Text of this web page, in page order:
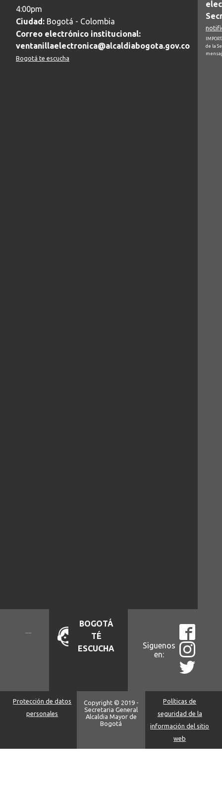
4:00pm
Ciudad: Bogotá - Colombia
Correo electrónico institucional:
ventanillaelectronica@alcaldiabogota.gov.co
Bogotá te escucha
de la
BOGOTÁ
TÉ
ESCUCHA
Siguenos
en:
Protección de datos
personales
Copyright © 2019 -
Secretaria General
Alcaldia Mayor de
Bogotá
Políticas de
seguridad de la
información del sitio
web